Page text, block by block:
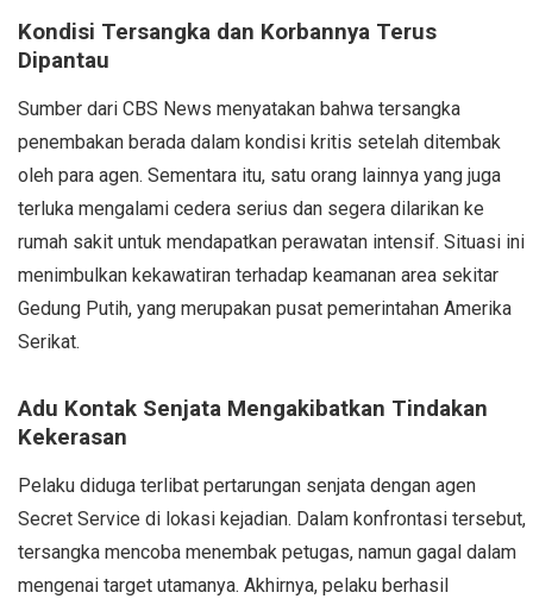
Kondisi Tersangka dan Korbannya Terus
Dipantau
Sumber dari CBS News menyatakan bahwa tersangka
penembakan berada dalam kondisi kritis setelah ditembak
oleh para agen. Sementara itu, satu orang lainnya yang juga
terluka mengalami cedera serius dan segera dilarikan ke
rumah sakit untuk mendapatkan perawatan intensif. Situasi ini
menimbulkan kekawatiran terhadap keamanan area sekitar
Gedung Putih, yang merupakan pusat pemerintahan Amerika
Serikat.
Adu Kontak Senjata Mengakibatkan Tindakan
Kekerasan
Pelaku diduga terlibat pertarungan senjata dengan agen
Secret Service di lokasi kejadian. Dalam konfrontasi tersebut,
tersangka mencoba menembak petugas, namun gagal dalam
mengenai target utamanya. Akhirnya, pelaku berhasil